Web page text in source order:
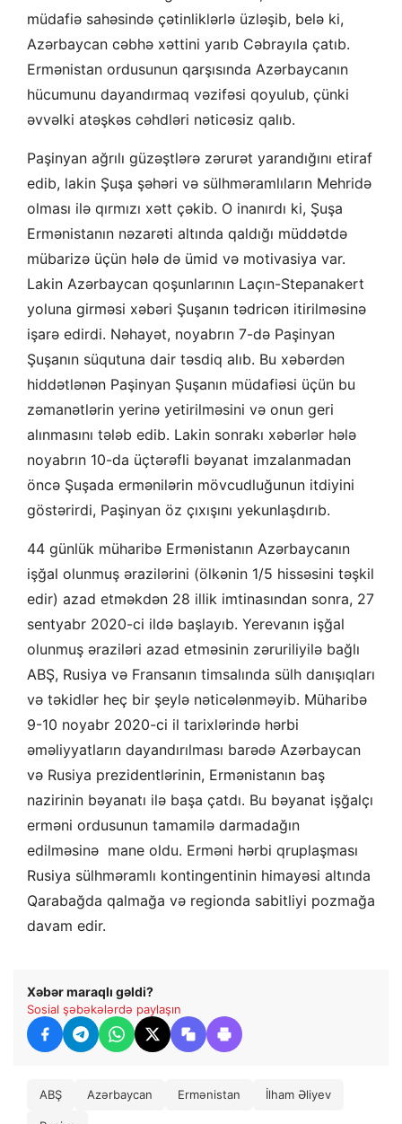
müdafiə sahəsində çətinliklərlə üzləşib, belə ki,
Azərbaycan cəbhə xəttini yarıb Cəbrayıla çatıb.
Ermənistan ordusunun qarşısında Azərbaycanın
hücumunu dayandırmaq vəzifəsi qoyulub, çünki
əvvəlki atəşkəs cəhdləri nəticəsiz qalıb.
Paşinyan ağrılı güzəştlərə zərurət yarandığını etiraf
edib, lakin Şuşa şəhəri və sülhməramlıların Mehridə
olması ilə qırmızı xətt çəkib. O inanırdı ki, Şuşa
Ermənistanın nəzarəti altında qaldığı müddətdə
mübarizə üçün hələ də ümid və motivasiya var.
Lakin Azərbaycan qoşunlarının Laçın-Stepanakert
yoluna girməsi xəbəri Şuşanın tədricən itirilməsinə
işarə edirdi. Nəhayət, noyabrın 7-də Paşinyan
Şuşanın süqutuna dair təsdiq alıb. Bu xəbərdən
hiddətlənən Paşinyan Şuşanın müdafiəsi üçün bu
zəmanətlərin yerinə yetirilməsini və onun geri
alınmasını tələb edib. Lakin sonrakı xəbərlər hələ
noyabrın 10-da üçtərəfli bəyanat imzalanmadan
öncə Şuşada ermənilərin mövcudluğunun itdiyini
göstərirdi, Paşinyan öz çıxışını yekunlaşdırıb.
44 günlük müharibə Ermənistanın Azərbaycanın
işğal olunmuş ərazilərini (ölkənin 1/5 hissəsini təşkil
edir) azad etməkdən 28 illik imtinasından sonra, 27
sentyabr 2020-ci ildə başlayıb. Yerevanın işğal
olunmuş əraziləri azad etməsinin zəruriliyilə bağlı
ABŞ, Rusiya və Fransanın timsalında sülh danışıqları
və təkidlər heç bir şeylə nəticələnməyib. Müharibə
9-10 noyabr 2020-ci il tarixlərində hərbi
əməliyyatların dayandırılması barədə Azərbaycan
və Rusiya prezidentlərinin, Ermənistanın baş
nazirinin bəyanatı ilə başa çatdı. Bu bəyanat işğalçı
erməni ordusunun tamamilə darmadağın
edilməsinə mane oldu. Erməni hərbi qruplaşması
Rusiya sülhməramlı kontingentinin himayəsi altında
Qarabağda qalmağa və regionda sabitliyi pozmağa
davam edir.
Xəbər maraqlı gəldi?
Sosial şəbəkələrdə paylaşın
ABŞ Azərbaycan Ermənistan İlham Əliyev